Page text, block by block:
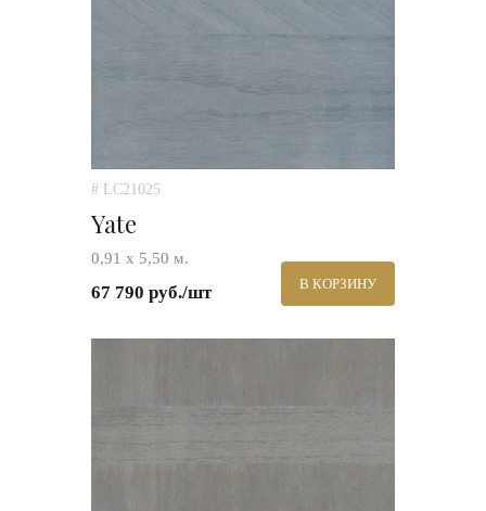
# LC21025
Yate
0,91 х 5,50 м.
67 790 руб./шт В КОРЗИНУ